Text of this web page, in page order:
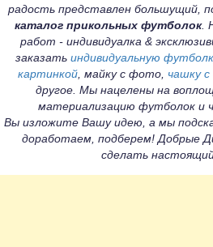
радость представлен большущий,
каталог прикольных футболок.
работ - индивидуалка &
заказать индивидуальную
картинкой, майку с фото, чашку
другое. Мы нацелены на
материализацию футболок и
Вы изложите Вашу идею, а мы
доработаем, подберем! Добрые
сделать